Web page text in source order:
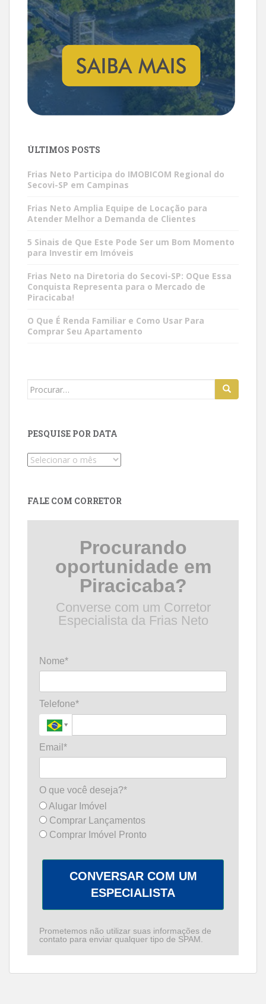
ÚLTIMOS POSTS
Frias Neto Participa do IMOBICOM Regional do
Secovi-SP em Campinas
Frias Neto Amplia Equipe de Locação para
Atender Melhor a Demanda de Clientes
5 Sinais de Que Este Pode Ser um Bom Momento
para Investir em Imóveis
Frias Neto na Diretoria do Secovi-SP: OQue Essa
Conquista Representa para o Mercado de
Piracicaba!
O Que É Renda Familiar e Como Usar Para
Comprar Seu Apartamento
Search
PESQUISE POR DATA
Pesquise
FALE COM CORRETOR
Procurando
oportunidade em
Piracicaba?
Converse com um Corretor
Especialista da Frias Neto
Nome*
Telefone*
Email*
O que você deseja?*
Alugar Imóvel
Comprar Lançamentos
Comprar Imóvel Pronto
CONVERSAR COM UM
ESPECIALISTA
Prometemos não utilizar suas informações de
contato para enviar qualquer tipo de SPAM.